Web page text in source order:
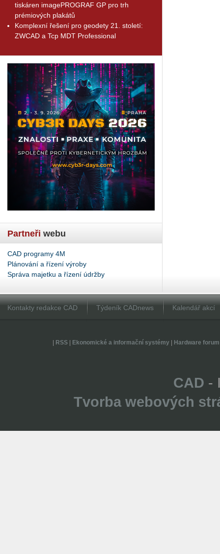
tiskáren imagePROGRAF GP pro trh
prémiových plakátů
Komplexní řešení pro geodety 21. století:
ZWCAD a Tcp MDT Professional
Partneři webu
CAD programy 4M
Plánování a řízení výroby
Správa majetku a řízení údržby
Kontakty redakce CAD Týdeník CADnews Kalendář akcí
RSS| Ekonomické a informační systémy| Hardware forum
CAD -
Tvorba webových